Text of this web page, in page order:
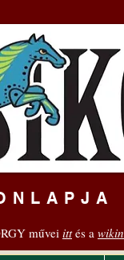
műveiittés a wikin